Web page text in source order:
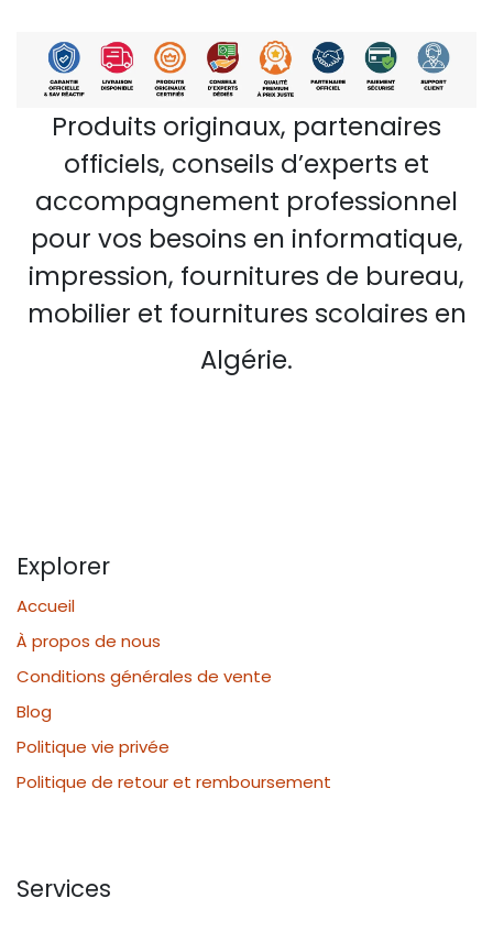
Produits originaux, partenaires
officiels, conseils d’experts et
accompagnement professionnel
pour vos besoins en informatique,
impression, fournitures de bureau,
mobilier et fournitures scolaires en
Algérie.
Explorer
Accueil
À propos de nous
Conditions générales de vente
Blog
Politique vie privée
Politique de retour et remboursement
Services